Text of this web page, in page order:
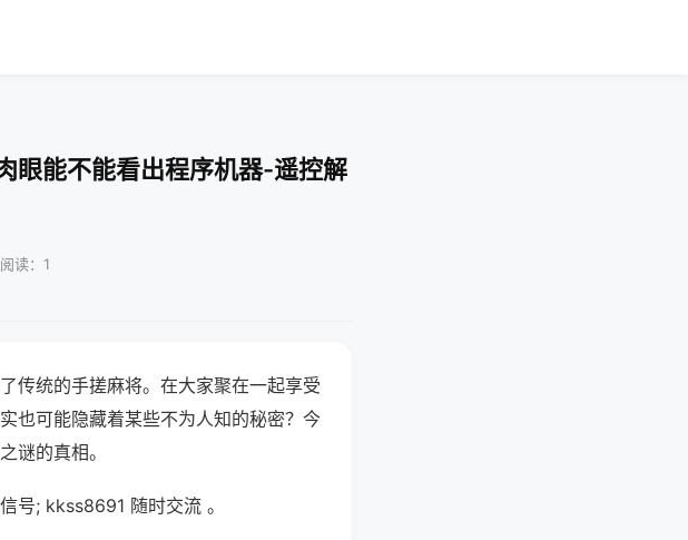
眼能不能看出程序机器-遥控解
读：1
传统的手搓麻将。在大家聚在一起享受
也可能隐藏着某些不为人知的秘密？今
谜的真相。
号; kkss8691 随时交流 。